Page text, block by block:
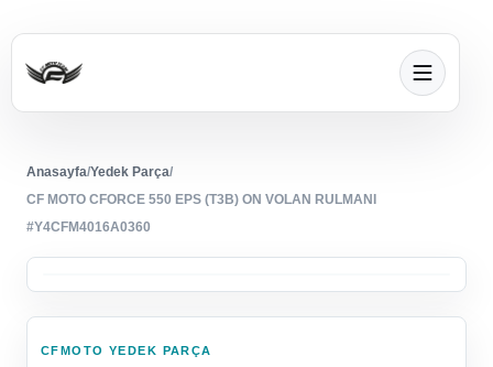
Anasayfa/Yedek Parça/
CF MOTO CFORCE 550 EPS (T3B) ON VOLAN RULMANI
#Y4CFM4016A0360
CFMOTO YEDEK PARÇA